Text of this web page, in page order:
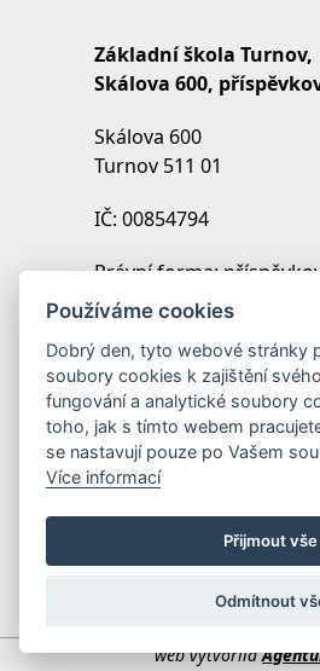
Základní škola Turnov,
Skálova 600,
Skálova 600
Turnov 511 01
IČ: 00854794
Právní forma:
IZO: 102454027
Zřizovatel: Město Turnov
web vytvořila
Používáme cookies
Dobrý den, tyto webové stránky
soubory cookies k zajištění
fungování a analytické soubory
toho, jak s tímto webem
se nastavují pouze po Vašem
Více informací
Přijmout vše
Odmítnout